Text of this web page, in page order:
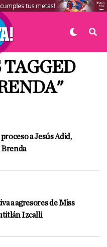
TAGGED
a Jesús Adid,
Brenda
a agresores de Miss
Izcalli